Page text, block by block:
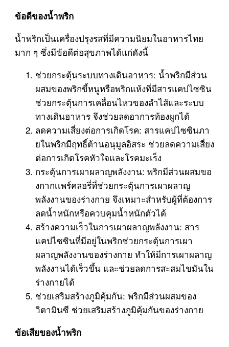
ข้อดีของน้ำพริก
น้ำพริกเป็นเครื่องปรุงรสที่มีความนิยมในอาหารไทย
มาก ๆ ซึ่งมีข้อดีต่อสุขภาพได้แก่ดังนี้
ช่วยกระตุ้นระบบทางเดินอาหาร: น้ำพริกมีส่วน
ผสมของพริกขี้หนูหรือพริกแห้งที่มีสารแคปไซซิน
ช่วยกระตุ้นการเคลื่อนไหวของลำไส้และระบบ
ทางเดินอาหาร จึงช่วยลดอาการท้องผูกได้
ลดความเสี่ยงต่อการเกิดโรค: สารแคปไซซินภา
ยในพริกมีฤทธิ์ต้านอนุมูลอิสระ ช่วยลดความเสี่ยง
ต่อการเกิดโรคหัวใจและโรคมะเร็ง
กระตุ้นการเผาผลาญพลังงาน: พริกมีส่วนผสมขอ
งกากเเพร์คลอรี่ที่ช่วยกระตุ้นการเผาผลาญ
พลังงานของร่างกาย จึงเหมาะสำหรับผู้ที่ต้องการ
ลดน้ำหนักหรือควบคุมน้ำหนักตัวได้
สร้างความเร็วในการเผาผลาญพลังงาน: สาร
แคปไซซินที่มีอยู่ในพริกช่วยกระตุ้นการเผา
ผลาญพลังงานของร่างกาย ทำให้มีการเผาผลาญ
พลังงานได้เร็วขึ้น และช่วยลดการสะสมไขมันใน
ร่างกายได้
ช่วยเสริมสร้างภูมิคุ้มกัน: พริกมีส่วนผสมของ
วิตามินซี ช่วยเสริมสร้างภูมิคุ้มกันของร่างกาย
ข้อเสียของน้ำพริก